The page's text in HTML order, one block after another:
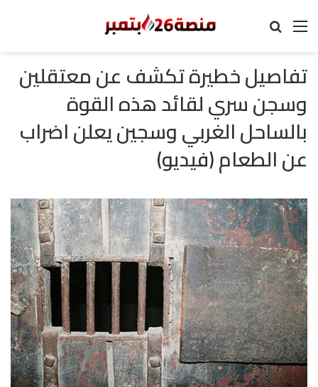
القائمة
تفاصيل خطيرة تكشف عن معتقلين
وسجن سري لقائد هذه القوة
بالساحل الغربي وسجين يعلن اضراب
عن الطعام (فيديو)